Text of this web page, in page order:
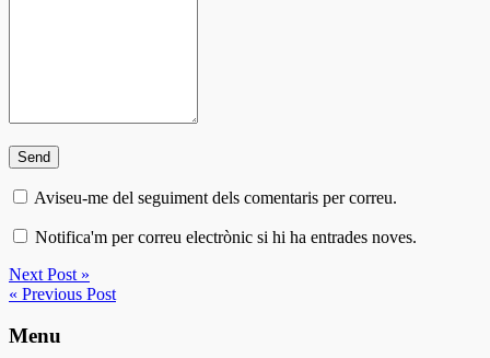
Aviseu-me del seguiment dels comentaris per correu.
Notifica'm per correu electrònic si hi ha entrades noves.
Next Post »
« Previous Post
Menu